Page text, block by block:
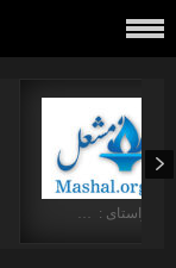
در راستای : …